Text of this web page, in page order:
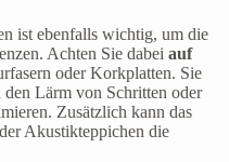
ist ebenfalls wichtig, um die
Achten Sie dabei auf
oder Korkplatten. Sie
Lärm von Schritten oder
Zusätzlich kann das
Akustikteppichen die